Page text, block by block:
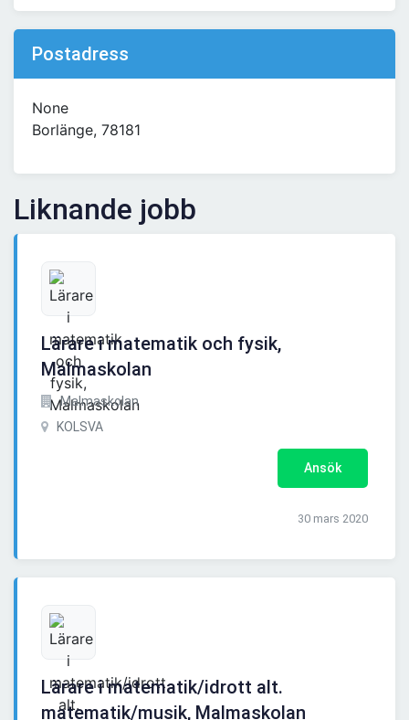
Postadress
None
Borlänge, 78181
Liknande jobb
Lärare i matematik och fysik,
Malmaskolan
Malmaskolan
KOLSVA
Ansök
30 mars 2020
Lärare i matematik/idrott alt.
matematik/musik, Malmaskolan